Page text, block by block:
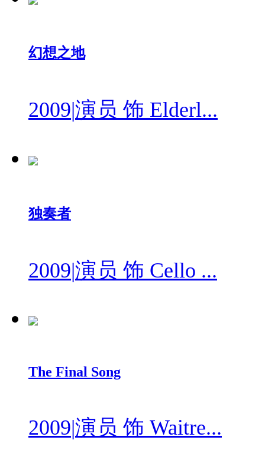
幻想之地
2009|演员 饰 Elderl...
独奏者
2009|演员 饰 Cello ...
The Final Song
2009|演员 饰 Waitre...